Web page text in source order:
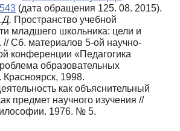
(дата обра­щения 125. 08. 2015).
Пространство учебной
младшего школьника: цели и
// Сб. материа­лов 5-ой научно-
конференции «Педагогика
образовательных
1998.
как объяснительный
предмет научного изучения //
1976. № 5.